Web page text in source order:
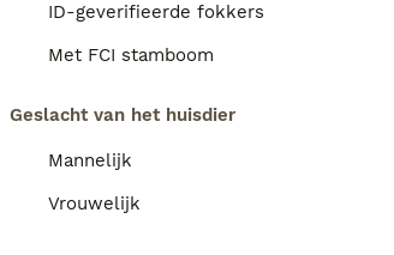
ID-geverifieerde fokkers
Met FCI stamboom
Geslacht van het huisdier
Mannelijk
Vrouwelijk